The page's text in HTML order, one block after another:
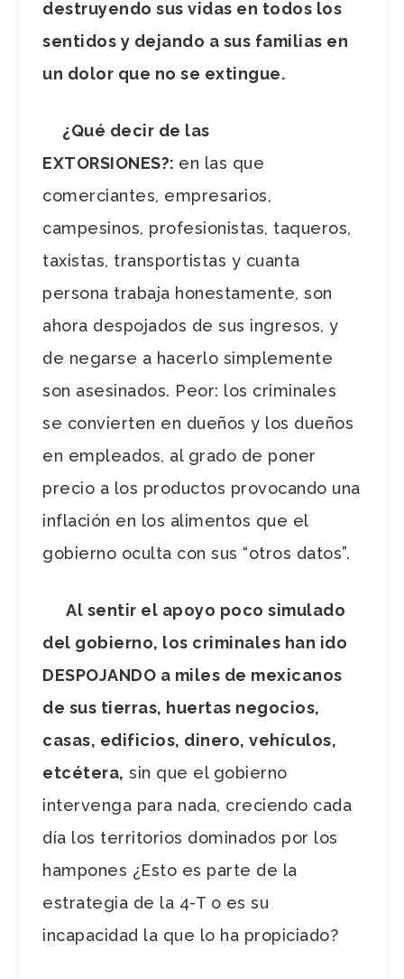
destruyendo sus vidas en todos los
sentidos y dejando a sus familias en
un dolor que no se extingue.
¿Qué decir de las
EXTORSIONES?: en las que
comerciantes, empresarios,
campesinos, profesionistas, taqueros,
taxistas, transportistas y cuanta
persona trabaja honestamente, son
ahora despojados de sus ingresos, y
de negarse a hacerlo simplemente
son asesinados. Peor: los criminales
se convierten en dueños y los dueños
en empleados, al grado de poner
precio a los productos provocando una
inflación en los alimentos que el
gobierno oculta con sus “otros datos”.
Al sentir el apoyo poco simulado
del gobierno, los criminales han ido
DESPOJANDO a miles de mexicanos
de sus tierras, huertas negocios,
casas, edificios, dinero, vehículos,
etcétera, sin que el gobierno
intervenga para nada, creciendo cada
día los territorios dominados por los
hampones ¿Esto es parte de la
estrategia de la 4-T o es su
incapacidad la que lo ha propiciado?